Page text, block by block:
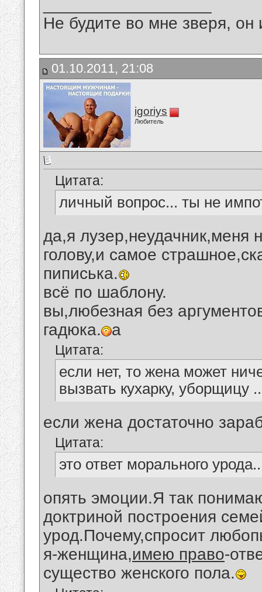
Не будите во мне зверя, он
01.10.2011, 21:08
igoriys
Любитель
Цитата:
личный вопрос... ты не
да,я лузер,неудачник,меня
голову,и самое
пиписька.
всё по шаблону.
вы,любезная без
гадюка.
а
Цитата:
если нет, то жена может
вызвать кухарку, уборщицу
если жена достаточно
Цитата:
это ответ морального
опять эмоции.Я так
доктриной построения
урод.Почему,спросит
я-женщина,имею право-
существо женского пола.